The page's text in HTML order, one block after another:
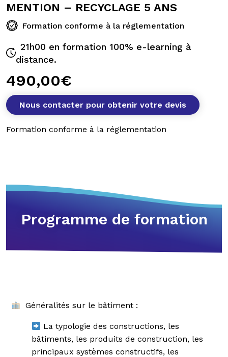
MENTION – RECYCLAGE 5 ANS
Formation conforme à la réglementation
21h00 en formation 100% e-learning à
distance.
490,00€
Nous contacter pour obtenir votre devis
Formation conforme à la réglementation
Programme de formation
Généralités sur le bâtiment :
La typologie des constructions, les
bâtiments, les produits de construction, les
principaux systèmes constructifs, les